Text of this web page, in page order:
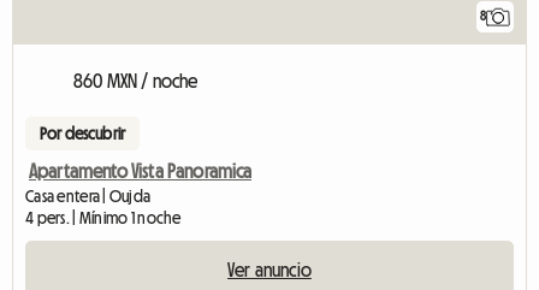
8
860 MXN / noche
Por descubrir
Apartamento Vista Panoramica
Casa entera | Oujda
4 pers. | Mínimo 1 noche
Ver anuncio